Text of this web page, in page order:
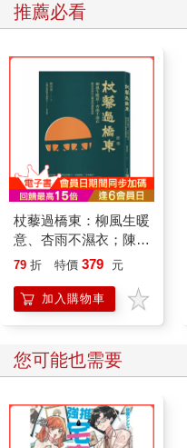
推薦必看
杖藜過橋東：柳風生暖
意、杏雨不濕衣；陳亮
恭談以心轉境的適齡漫
79 折 特價 379 元
加入購物車
您可能也需要